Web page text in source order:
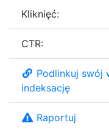
Kliknięć:
CTR:
Podlinkuj swój
indeksację
Raportuj